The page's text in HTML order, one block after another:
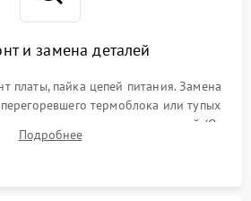
и замена деталей
платы, пайка цепей питания. Замена
термоблока или тупых
новых силиконовых уплотнителей (O-
трубок для надежного устранения
Подробнее